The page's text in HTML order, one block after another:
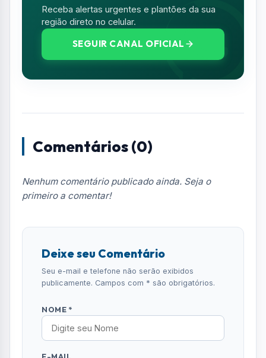
Resumo de Notícias
Receba as atualizações do Vale do Paraíba
diretamente no seu e-mail.
Notícias no WhatsApp
Receba alertas urgentes e plantões da sua
Comentários (0)